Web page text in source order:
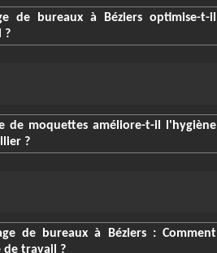
de bureaux à Béziers optimise-t-il
?
de moquettes améliore-t-il l'hygiène
?
de bureaux à Béziers : Comment
de travail ?